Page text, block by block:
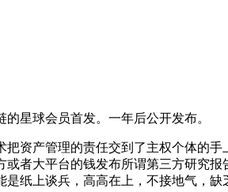
星球会员首发。一年后公开发布。
资产管理的责任交到了主权个体的
者大平台的钱发布所谓第三方研究
纸上谈兵，高高在上，不接地气，缺